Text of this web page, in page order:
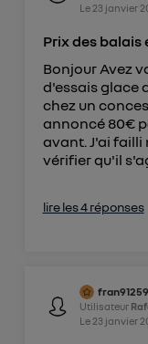
Le 23 janvier
Prix des balais
Bonjour Avez
d'essais glace
chez un
annoncé 80€
avant. J'ai failli
vérifier qu'il
lire les 4 réponses
Utilisateur
Le 23 janvier